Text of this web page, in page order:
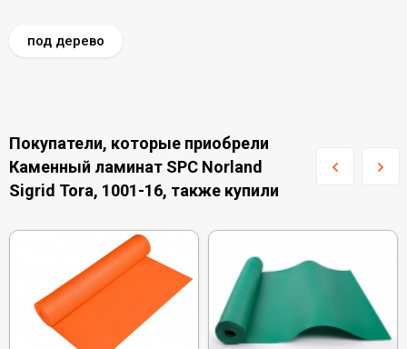
под дерево
Покупатели, которые приобрели
Каменный ламинат SPC Norland
Sigrid Tora, 1001-16, также купили